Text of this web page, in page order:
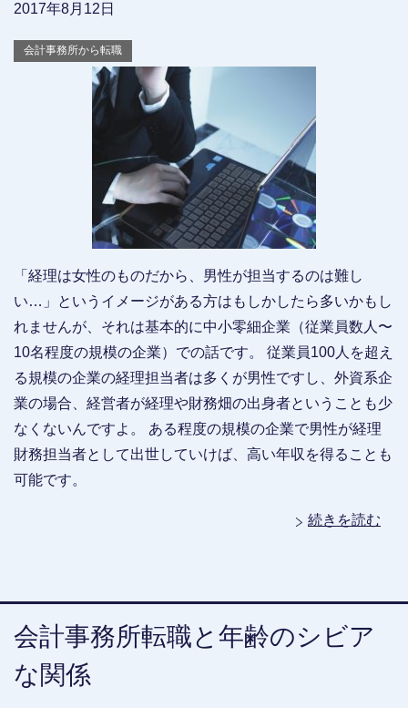
2017年8月12日
会計事務所から転職
「経理は女性のものだから、男性が担当するのは難し
い…」というイメージがある方はもしかしたら多いかもし
れませんが、それは基本的に中小零細企業（従業員数人〜
10名程度の規模の企業）での話です。 従業員100人を超え
る規模の企業の経理担当者は多くが男性ですし、外資系企
業の場合、経営者が経理や財務畑の出身者ということも少
なくないんですよ。 ある程度の規模の企業で男性が経理
財務担当者として出世していけば、高い年収を得ることも
可能です。
続きを読む
会計事務所転職と年齢のシビア
な関係